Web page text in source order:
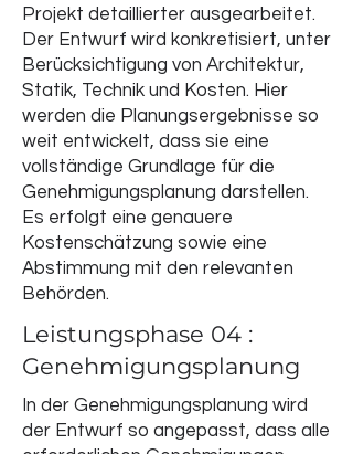
Projekt detaillierter ausgearbeitet.
Der Entwurf wird konkretisiert, unter
Berücksichtigung von Architektur,
Statik, Technik und Kosten. Hier
werden die Planungsergebnisse so
weit entwickelt, dass sie eine
vollständige Grundlage für die
Genehmigungsplanung darstellen.
Es erfolgt eine genauere
Kostenschätzung sowie eine
Abstimmung mit den relevanten
Behörden.
Leistungsphase 04 :
Genehmigungsplanung
In der Genehmigungsplanung wird
der Entwurf so angepasst, dass alle